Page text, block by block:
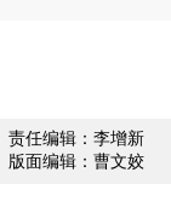
责任编辑：李增新
版面编辑：曹文姣